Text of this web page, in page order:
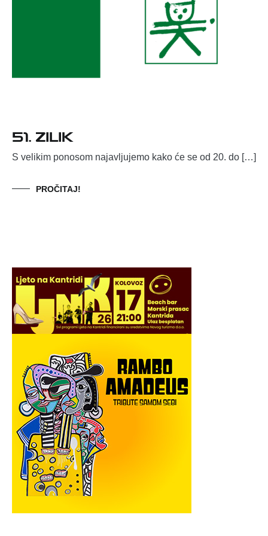
51. ZILIK
S velikim ponosom najavljujemo kako će se od 20. do […]
PROČITAJ!